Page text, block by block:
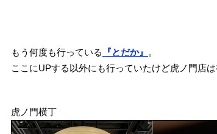
もう何度も行っている 『とだか』 。
ここにUPする以外にも行っていたけど虎ノ門店
虎ノ門横丁